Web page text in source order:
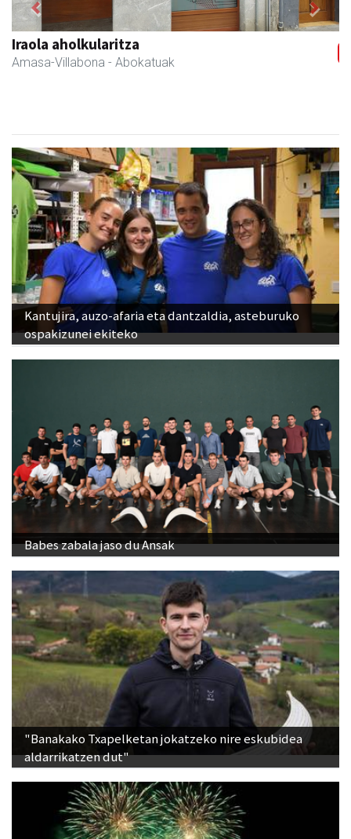
Bastero Kulturgunea
Andoain - Kulturguneak
Previous Next
Kantujira, auzo-afaria eta dantzaldia, asteburuko
ospakizunei ekiteko
Babes zabala jaso du Ansak
"Banakako Txapelketan jokatzeko nire eskubidea
aldarrikatzen dut"